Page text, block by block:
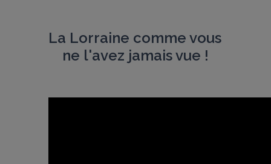
La Lorraine comme vous
ne l'avez jamais vue !